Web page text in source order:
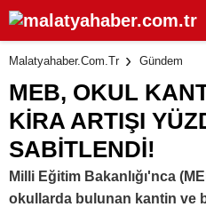
Malatyahaber.com.tr Gündem
MEB, OKUL
KİRA ARTIŞI
SABİTLENDİ!
Milli Eğitim Bakanlığı'nca
okullarda bulunan kantin ve